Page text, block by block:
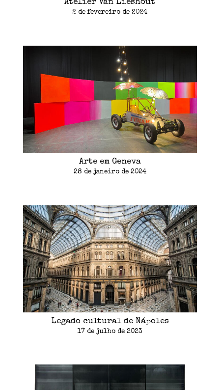
Atelier Van Lieshout
2 de fevereiro de 2024
Arte em Geneva
28 de janeiro de 2024
Legado cultural de Nápoles
17 de julho de 2023